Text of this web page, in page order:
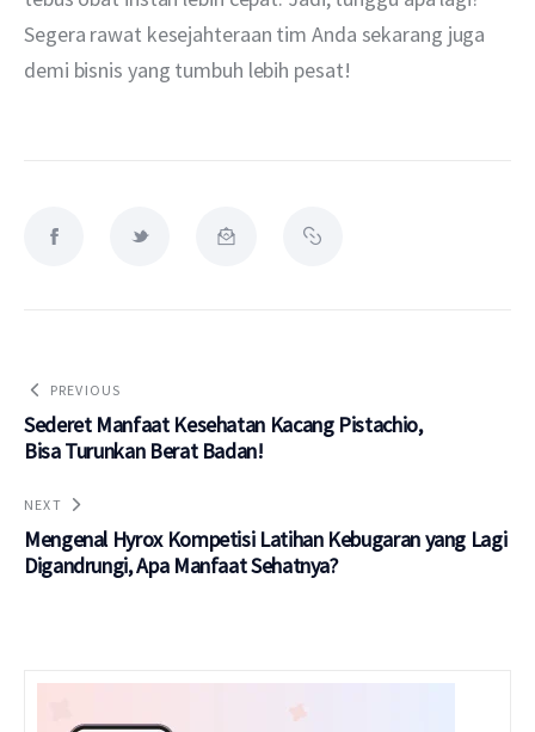
Segera rawat kesejahteraan tim Anda sekarang juga
demi bisnis yang tumbuh lebih pesat!
PREVIOUS
Sederet Manfaat Kesehatan Kacang Pistachio,
Bisa Turunkan Berat Badan!
NEXT
Mengenal Hyrox Kompetisi Latihan Kebugaran yang Lagi
Digandrungi, Apa Manfaat Sehatnya?